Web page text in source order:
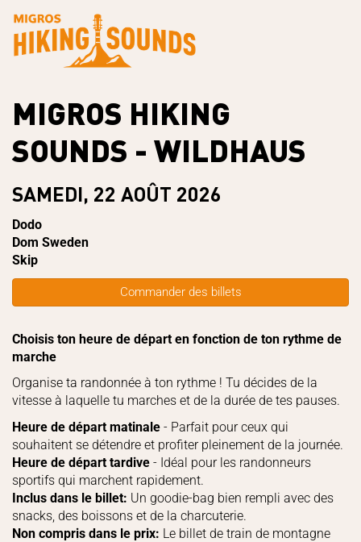
MIGROS HIKING
SOUNDS - WILDHAUS
SAMEDI, 22 AOÛT 2026
Dodo
Dom Sweden
Skip
Commander des billets
Choisis ton heure de départ en fonction de ton rythme de
marche
Organise ta randonnée à ton rythme ! Tu décides de la
vitesse à laquelle tu marches et de la durée de tes pauses.
Heure de départ matinale - Parfait pour ceux qui
souhaitent se détendre et profiter pleinement de la journée.
Heure de départ tardive - Idéal pour les randonneurs
sportifs qui marchent rapidement.
Inclus dans le billet: Un goodie-bag bien rempli avec des
snacks, des boissons et de la charcuterie.
Non compris dans le prix: Le billet de train de montagne